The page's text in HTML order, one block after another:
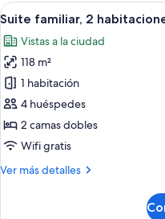
habitaciones
Abrir
todas
las
fotos
de
Suite
familiar,
2
habitaciones,
vistas
2
Suite familiar, 2
Vistas a la ciudad
118 m²
1 habitación
4 huéspedes
2 camas dobles
Wifi gratis
Ver más detalles
Más